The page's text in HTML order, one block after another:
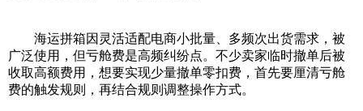
海运拼箱因灵活适配电商小批量、多频次出货需求，被
广泛使用，但亏舱费是高频纠纷点。不少卖家临时撤单后被
收取高额费用，想要实现少量撤单零扣费，首先要厘清亏舱
费的触发规则，再结合规则调整操作方式。